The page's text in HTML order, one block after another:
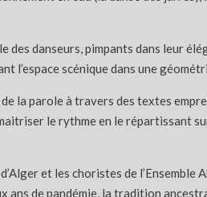
des danseurs, pimpants dans leur
l’espace scénique dans une
la parole à travers des textes
le rythme en le répartissant
et les choristes de
ans de pandémie, la tradition